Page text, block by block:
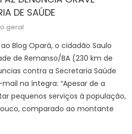
DE SAÚDE
geral
Blog Opará, o cidadão Saulo
de Remanso/BA (230 km de
contra a Secretaria Saúde
na íntegra: “Apesar de a
pequenos serviços à população,
comparado ao montante